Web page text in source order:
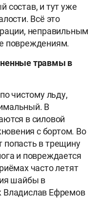
состав, и тут уже
Всё это
неправильным
повреждениям.
травмы в
чистому льду,
В
в силовой
с бортом. Во
в трещину
и повреждается
часто летят
шайбы в
Владислав Ефремов